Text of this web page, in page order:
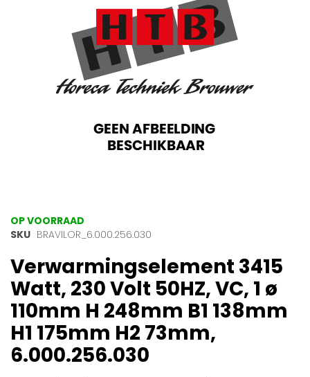
Ga
naar
begin
van
de
afbeeldingen-
gallerij
OP VOORRAAD
SKU BRAVILOR_6.000.256.030
Verwarmingselement 3415
Watt, 230 Volt 50HZ, VC, 1 ø
110mm H 248mm B1 138mm
H1 175mm H2 73mm,
6.000.256.030